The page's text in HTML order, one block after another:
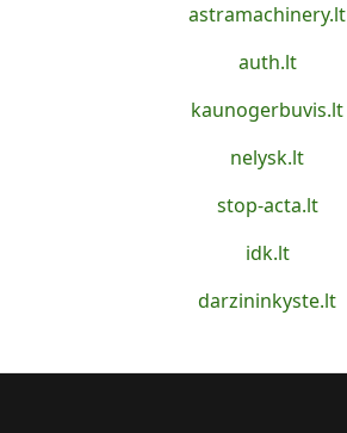
astramachinery.lt
auth.lt
kaunogerbuvis.lt
nelysk.lt
stop-acta.lt
idk.lt
darzininkyste.lt